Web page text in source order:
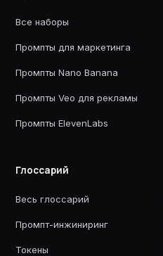
Все наборы
Промпты для маркетинга
Промпты Nano Banana
Промпты Veo для рекламы
Промпты ElevenLabs
Глоссарий
Весь глоссарий
Промпт-инжиниринг
Токены